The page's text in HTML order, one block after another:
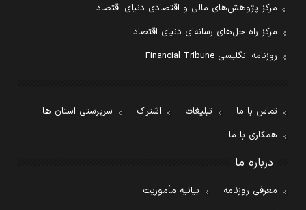
مرکز پژوهش‌های مالی و اقتصادی دنیای اقتصاد
مرکز راه حل‌های رسانه‌ای دنیای اقتصاد
روزنامه انگلیسی Financial Tribune
تماس با ما تبلیغات اشتراک
سرپرستی استان ها
همکاری با ما
درباره ما
معرفی روزنامه
بیانیه مأموریت